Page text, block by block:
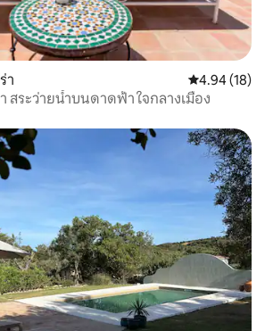
า คะแนนเฉลี่ย
4.94 (18)
ระว่ายน้ำบนดาดฟ้า ใจกลางเมือง